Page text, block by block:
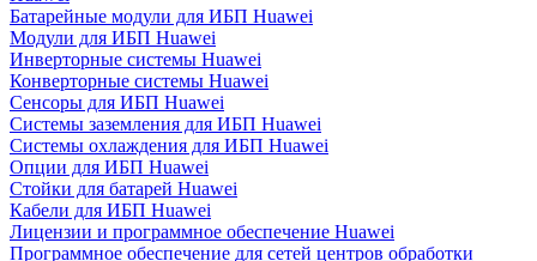
Батарейные модули для ИБП Huawei
Модули для ИБП Huawei
Инверторные системы Huawei
Конверторные системы Huawei
Сенсоры для ИБП Huawei
Системы заземления для ИБП Huawei
Системы охлаждения для ИБП Huawei
Опции для ИБП Huawei
Стойки для батарей Huawei
Кабели для ИБП Huawei
Лицензии и программное обеспечение Huawei
Программное обеспечение для сетей центров обработки